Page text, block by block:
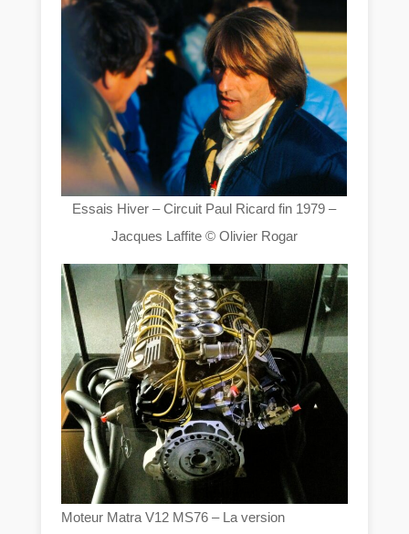
Essais Hiver – Circuit Paul Ricard fin 1979 –
Jacques Laffite © Olivier Rogar
Moteur Matra V12 MS76 – La version